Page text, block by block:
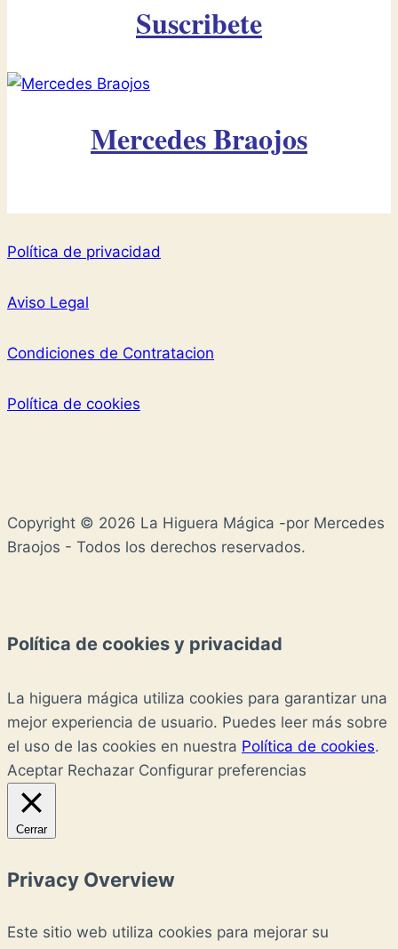
Suscribete
Mercedes Braojos
Política de privacidad
Aviso Legal
Condiciones de Contratacion
Política de cookies
Copyright © 2026 La Higuera Mágica -por Mercedes
Braojos - Todos los derechos reservados.
Política de cookies y privacidad
La higuera mágica utiliza cookies para garantizar una
mejor experiencia de usuario. Puedes leer más sobre
el uso de las cookies en nuestra Política de cookies.
Aceptar Rechazar Configurar preferencias
Cerrar
Privacy Overview
Este sitio web utiliza cookies para mejorar su